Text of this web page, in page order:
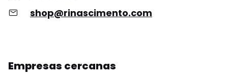
shop@rinascimento.com
Empresas cercanas